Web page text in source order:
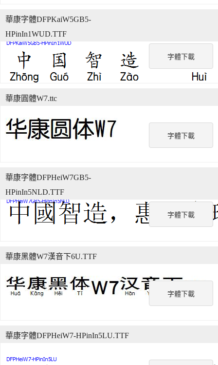
字體下載
華康字體DFPKaiW5GB5-
HPinIn1WUD.TTF
字體下載
華康圓體W7.ttc
字體下載
華康字體DFPHeiW7GB5-
HPinIn5NLD.TTF
字體下載
華康黑體W7漢音下6U.TTF
華康字體DFPHeiW7-HPinIn5LU.TTF